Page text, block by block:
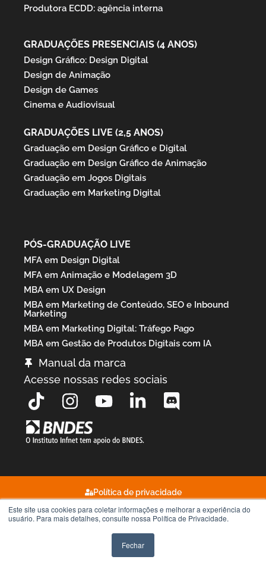
Este site usa cookies para coletar informações e melhorar a experiência do
usuário. Para mais detalhes, consulte nossa Política de Privacidade.
Fechar
Produtora ECDD: agência interna
GRADUAÇÕES PRESENCIAIS (4 ANOS)
Design Gráfico: Design Digital
Design de Animação
Design de Games
Cinema e Audiovisual
GRADUAÇÕES LIVE (2,5 ANOS)
Graduação em Design Gráfico e Digital
Graduação em Design Gráfico de Animação
Graduação em Jogos Digitais
Graduação em Marketing Digital
PÓS-GRADUAÇÃO LIVE
MFA em Design Digital
MFA em Animação e Modelagem 3D
MBA em UX Design
MBA em Marketing de Conteúdo, SEO e Inbound
Marketing
MBA em Marketing Digital: Tráfego Pago
MBA em Gestão de Produtos Digitais com IA
Manual da marca
Acesse nossas redes sociais
Política de privacidade
Termos de uso
ECDD: Faculdade de Design, Jogos, Cinema, Animação, Publicidade
- Todos os direitos reservados.